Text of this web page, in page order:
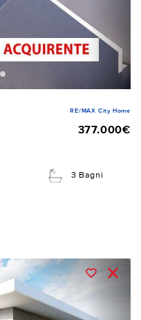
RE/MAX City Home
377.000€
3 Bagni